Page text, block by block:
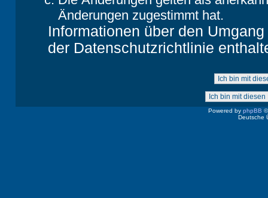
Änderungen zugestimmt hat.
Informationen über den
der Datenschutzrichtlinie
Powered by phpBB
Deutsche